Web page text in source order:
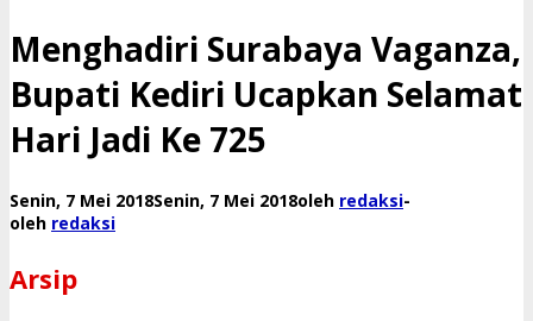
Menghadiri Surabaya Vaganza,
Bupati Kediri Ucapkan Selamat
Hari Jadi Ke 725
Senin, 7 Mei 2018Senin, 7 Mei 2018oleh redaksi-
oleh redaksi
Arsip